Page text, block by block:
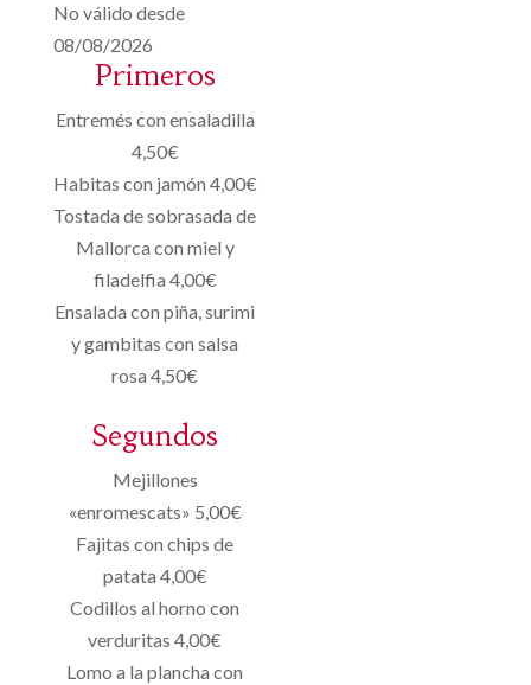
No válido desde
08/08/2026
Primeros
Entremés con ensaladilla
4,50€
Habitas con jamón 4,00€
Tostada de sobrasada de
Mallorca con miel y
filadelfia 4,00€
Ensalada con piña, surimi
y gambitas con salsa
rosa 4,50€
Segundos
Mejillones
«enromescats» 5,00€
Fajitas con chips de
patata 4,00€
Codillos al horno con
verduritas 4,00€
Lomo a la plancha con